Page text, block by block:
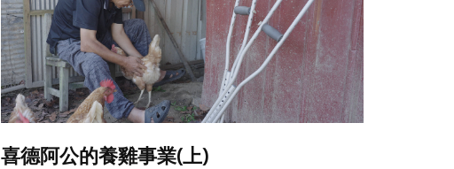
喜德阿公的養雞事業(上)